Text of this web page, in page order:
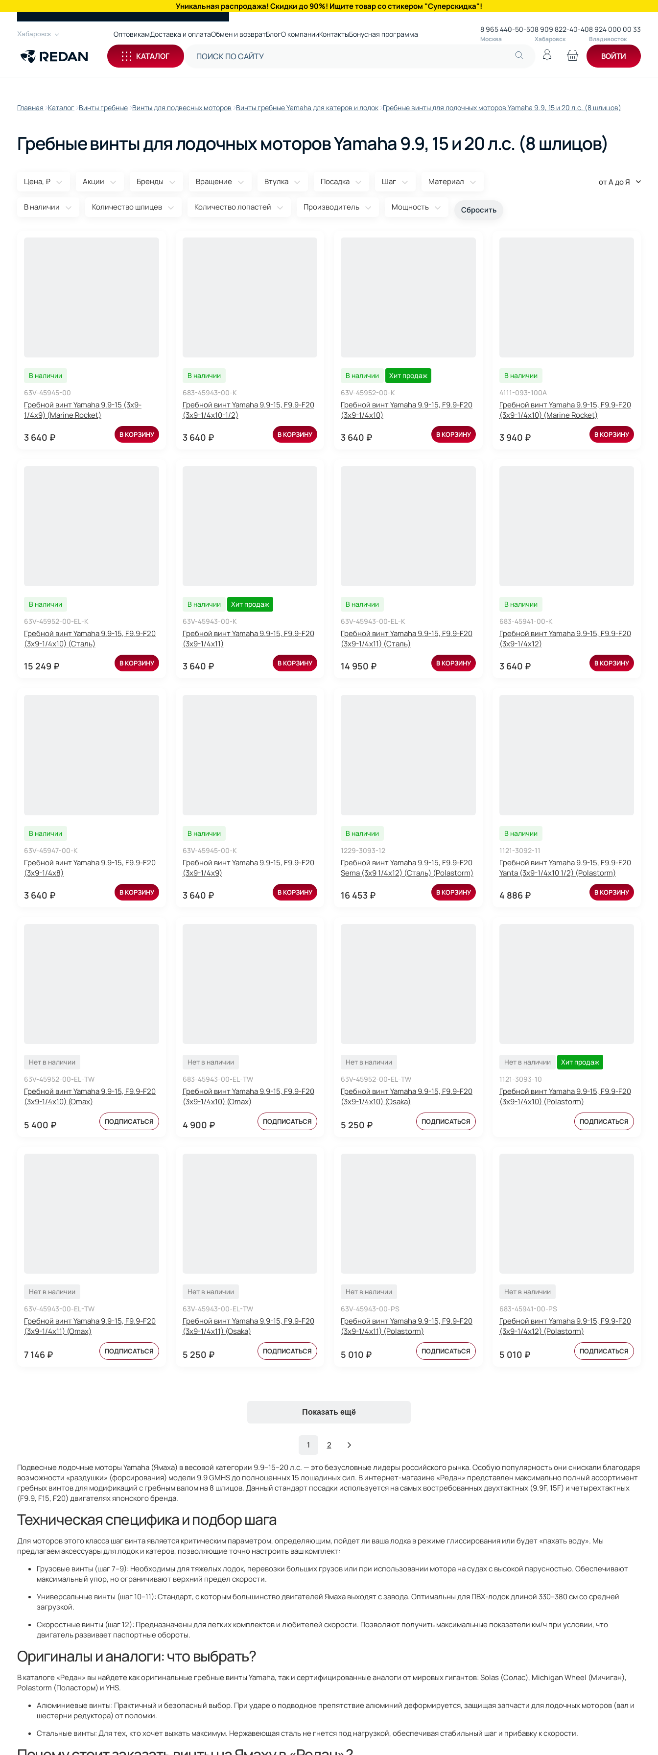
Уникальная распродажа! Скидки до 90%! Ищите товар со стикером "Суперскидка"!
Хабаровск ОптовикамДоставка и оплатаОбмен и возвратБлогО компанииКонтактыБонусная программа 8 965 440-50-50
Москва
8 909 822-40-40
Хабаровск
8 924 000 00 33
Владивосток
КАТАЛОГ ВОЙТИ
Главная Каталог Винты гребные Винты для подвесных моторов Винты гребные Yamaha для катеров и лодок Гребные винты для лодочных моторов Yamaha 9.9, 15 и 20 л.с. (8 шлицов)
Гребные винты для лодочных моторов Yamaha 9.9, 15 и 20 л.с. (8 шлицов)
Цена, ₽ Акции Бренды Вращение Втулка Посадка Шаг Материал
В наличии Количество шлицев Количество лопастей Производитель Мощность
от А до Я
В наличии
63V-45945-00
Гребной винт Yamaha 9.9-15 (3х9-
1/4х9) (Marine Rocket)
3 640 ₽ В КОРЗИНУ
В наличии
683-45943-00-K
Гребной винт Yamaha 9.9-15, F9.9-F20
(3x9-1/4x10-1/2)
3 640 ₽ В КОРЗИНУ
В наличии
Хит продаж
63V-45952-00-K
Гребной винт Yamaha 9.9-15, F9.9-F20
(3x9-1/4x10)
3 640 ₽ В КОРЗИНУ
В наличии
4111-093-100A
Гребной винт Yamaha 9.9-15, F9.9-F20
(3x9-1/4x10) (Marine Rocket)
3 940 ₽ В КОРЗИНУ
В наличии
63V-45952-00-EL-K
Гребной винт Yamaha 9.9-15, F9.9-F20
(3x9-1/4x10) (Сталь)
15 249 ₽ В КОРЗИНУ
В наличии
Хит продаж
63V-45943-00-K
Гребной винт Yamaha 9.9-15, F9.9-F20
(3x9-1/4x11)
3 640 ₽ В КОРЗИНУ
В наличии
63V-45943-00-EL-K
Гребной винт Yamaha 9.9-15, F9.9-F20
(3x9-1/4x11) (Сталь)
14 950 ₽ В КОРЗИНУ
В наличии
683-45941-00-K
Гребной винт Yamaha 9.9-15, F9.9-F20
(3x9-1/4x12)
3 640 ₽ В КОРЗИНУ
В наличии
63V-45947-00-K
Гребной винт Yamaha 9.9-15, F9.9-F20
(3x9-1/4x8)
3 640 ₽ В КОРЗИНУ
В наличии
63V-45945-00-K
Гребной винт Yamaha 9.9-15, F9.9-F20
(3x9-1/4x9)
3 640 ₽ В КОРЗИНУ
В наличии
1229-3093-12
Гребной винт Yamaha 9.9-15, F9.9-F20
Sema (3x9 1/4x12) (Сталь) (Polastorm)
16 453 ₽ В КОРЗИНУ
В наличии
1121-3092-11
Гребной винт Yamaha 9.9-15, F9.9-F20
Yanta (3x9-1/4x10 1/2) (Polastorm)
4 886 ₽ В КОРЗИНУ
Нет в наличии
63V-45952-00-EL-TW
Гребной винт Yamaha 9.9-15, F9.9-F20
(3x9-1/4x10) (Omax)
5 400 ₽ ПОДПИСАТЬСЯ
Нет в наличии
683-45943-00-EL-TW
Гребной винт Yamaha 9.9-15, F9.9-F20
(3x9-1/4x10) (Omax)
4 900 ₽ ПОДПИСАТЬСЯ
Нет в наличии
63V-45952-00-EL-TW
Гребной винт Yamaha 9.9-15, F9.9-F20
(3x9-1/4x10) (Osaka)
5 250 ₽ ПОДПИСАТЬСЯ
Нет в наличии
Хит продаж
1121-3093-10
Гребной винт Yamaha 9.9-15, F9.9-F20
(3x9-1/4x10) (Polastorm)
ПОДПИСАТЬСЯ
Нет в наличии
63V-45943-00-EL-TW
Гребной винт Yamaha 9.9-15, F9.9-F20
(3x9-1/4x11) (Omax)
7 146 ₽ ПОДПИСАТЬСЯ
Нет в наличии
63V-45943-00-EL-TW
Гребной винт Yamaha 9.9-15, F9.9-F20
(3x9-1/4x11) (Osaka)
5 250 ₽ ПОДПИСАТЬСЯ
Нет в наличии
63V-45943-00-PS
Гребной винт Yamaha 9.9-15, F9.9-F20
(3x9-1/4x11) (Polastorm)
5 010 ₽ ПОДПИСАТЬСЯ
Нет в наличии
683-45941-00-PS
Гребной винт Yamaha 9.9-15, F9.9-F20
(3x9-1/4x12) (Polastorm)
5 010 ₽ ПОДПИСАТЬСЯ
Показать ещё
1 2
Подвесные лодочные моторы Yamaha (Ямаха) в весовой категории 9.9–15–20 л.с. — это безусловные лидеры российского рынка. Особую популярность они снискали благодаря
возможности «раздушки» (форсирования) модели 9.9 GMHS до полноценных 15 лошадиных сил. В интернет-магазине «Редан» представлен максимально полный ассортимент
гребных винтов для модификаций с гребным валом на 8 шлицов. Данный стандарт посадки используется на самых востребованных двухтактных (9.9F, 15F) и четырехтактных
(F9.9, F15, F20) двигателях японского бренда.
Техническая специфика и подбор шага
Для моторов этого класса шаг винта является критическим параметром, определяющим, пойдет ли ваша лодка в режиме глиссирования или будет «пахать воду». Мы
предлагаем аксессуары для лодок и катеров, позволяющие точно настроить ваш комплект:
Грузовые винты (шаг 7–9): Необходимы для тяжелых лодок, перевозки больших грузов или при использовании мотора на судах с высокой парусностью. Обеспечивают
максимальный упор, но ограничивают верхний предел скорости.
Универсальные винты (шаг 10–11): Стандарт, с которым большинство двигателей Ямаха выходят с завода. Оптимальны для ПВХ-лодок длиной 330–380 см со средней
загрузкой.
Скоростные винты (шаг 12): Предназначены для легких комплектов и любителей скорости. Позволяют получить максимальные показатели км/ч при условии, что
двигатель развивает паспортные обороты.
Оригиналы и аналоги: что выбрать?
В каталоге «Редан» вы найдете как оригинальные гребные винты Yamaha, так и сертифицированные аналоги от мировых гигантов: Solas (Солас), Michigan Wheel (Мичиган),
Polastorm (Поласторм) и YHS.
Алюминиевые винты: Практичный и безопасный выбор. При ударе о подводное препятствие алюминий деформируется, защищая запчасти для лодочных моторов (вал и
шестерни редуктора) от поломки.
Стальные винты: Для тех, кто хочет выжать максимум. Нержавеющая сталь не гнется под нагрузкой, обеспечивая стабильный шаг и прибавку к скорости.